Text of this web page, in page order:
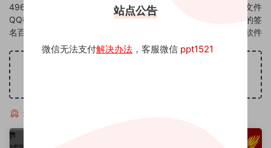
496头像psd素材源码模板源文件
QQ微信抖音快手小红书很火的签
名百家姓氏头像制作教程软件
498头像psd素材源码模板源文件
QQ微信抖音快手小红书很火的签
名百家姓氏头像制作教程软件
猜你喜欢
站点公告
微信无法支付解决办法 ，客服微信 ppt1521